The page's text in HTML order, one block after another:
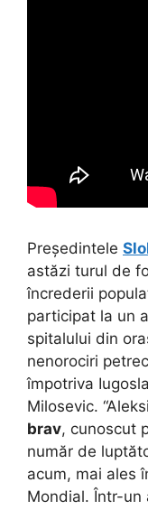
Președintele
astăzi turul de
încrederii
participat la un
spitalului din
nenorociri
împotriva
Milosevic.
brav, cunoscut
număr de
acum, mai ales
Mondial. Într-